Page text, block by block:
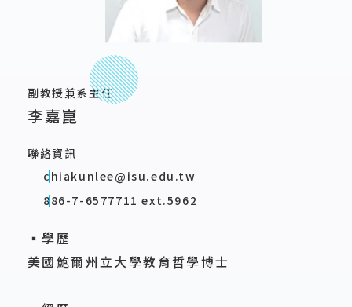
副教授兼系主任
李嘉崑
聯絡資訊
chiakunlee@isu.edu.tw
886-7-6577711 ext.5962
▪學歷
美國鮑爾州立大學教育哲學博士